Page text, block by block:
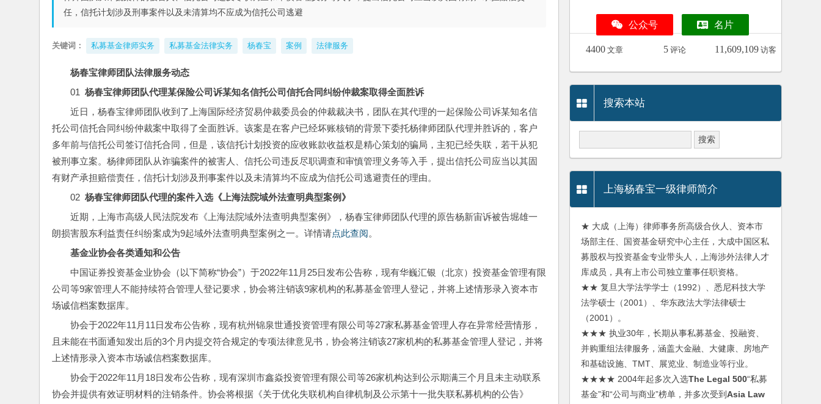
任，信托计划涉及刑事案件以及未清算均不应成为信托公司逃避
关键词： 私募基金律师实务 私募基金法律实务 杨春宝 案例 法律服务
杨春宝律师团队法律服务动态
01 杨春宝律师团队代理某保险公司诉某知名信托公司信托合同纠纷仲裁案取得全面胜诉
近日，杨春宝律师团队收到了上海国际经济贸易仲裁委员会的仲裁裁决书，团队在其代理的一起保险公司诉某知名信
托公司信托合同纠纷仲裁案中取得了全面胜诉。该案是在客户已经坏账核销的背景下委托杨律师团队代理并胜诉的，客户
多年前与信托公司签订信托合同，但是，该信托计划投资的应收账款收益权是精心策划的骗局，主犯已经失联，若干从犯
被刑事立案。杨律师团队从诈骗案件的被害人、信托公司违反尽职调查和审慎管理义务等入手，提出信托公司应当以其固
有财产承担赔偿责任，信托计划涉及刑事案件以及未清算均不应成为信托公司逃避责任的理由。
02 杨春宝律师团队代理的案件入选 《上海法院域外法查明典型案例》
近期，上海市高级人民法院发布《上海法院域外法查明典型案例》，杨春宝律师团队代理的原告杨新宙诉被告堀雄一
朗损害股东利益责任纠纷案成为9起域外法查明典型案例之一。详情请点此查阅。
基金业协会各类通知和公告
中国证券投资基金业协会（以下简称“协会”）于2022年11月25日发布公告称，现有华巍汇银（北京）投资基金管理有限
公司等9家管理人不能持续符合管理人登记要求，协会将注销该9家机构的私募基金管理人登记，并将上述情形录入资本市
场诚信档案数据库。
协会于2022年11月11日发布公告称，现有杭州锦泉世通投资管理有限公司等27家私募基金管理人存在异常经营情形，
且未能在书面通知发出后的3个月内提交符合规定的专项法律意见书，协会将注销该27家机构的私募基金管理人登记，并将
上述情形录入资本市场诚信档案数据库。
协会于2022年11月18日发布公告称，现有深圳市鑫焱投资管理有限公司等26家机构达到公示期满三个月且未主动联系
协会并提供有效证明材料的注销条件。协会将根据《关于优化失联机构自律机制及公示第十一批失联私募机构的公告》
公众号 名片
4400 文章 5 评论 11,609,109 访客
搜索本站
上海杨春宝一级律师简介
★ 大成（上海）律师事务所高级合伙人、资本市
场部主任、国资基金研究中心主任，大成中国区私
募股权与投资基金专业带头人，上海涉外法律人才
库成员，具有上市公司独立董事任职资格。
★★ 复旦大学法学学士（1992）、悉尼科技大学
法学硕士（2001）、华东政法大学法律硕士
（2001）。
★★★ 执业30年，长期从事私募基金、投融资、
并购重组法律服务，涵盖大金融、大健康、房地产
和基础设施、TMT、展览业、制造业等行业。
★★★★ 2004年起多次入选The Legal 500“私募
基金”和“公司与商业”榜单，并多次受到Asia Law